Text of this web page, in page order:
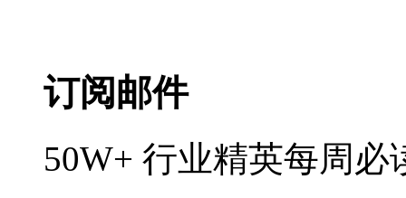
订阅邮件
50W+ 行业精英每周